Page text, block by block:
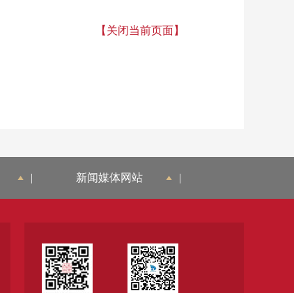
【关闭当前页面】
| 新闻媒体网站 |